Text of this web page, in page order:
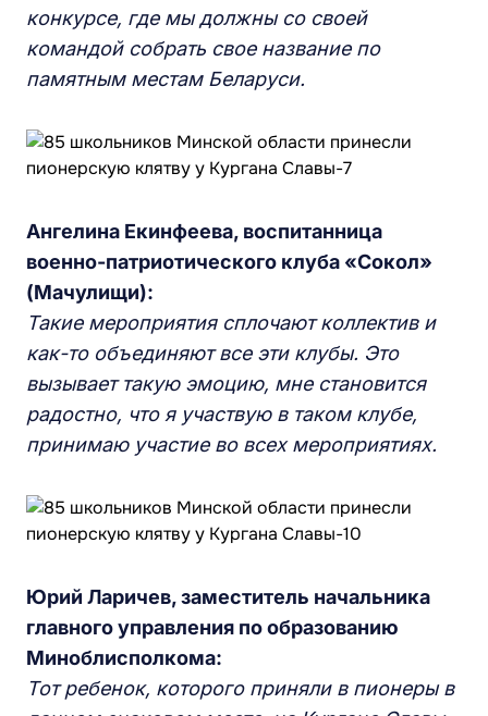
конкурсе, где мы должны со своей
командой собрать свое название по
памятным местам Беларуси.
Ангелина Екинфеева, воспитанница
военно-патриотического клуба «Сокол»
(Мачулищи):
Такие мероприятия сплочают коллектив и
как-то объединяют все эти клубы. Это
вызывает такую эмоцию, мне становится
радостно, что я участвую в таком клубе,
принимаю участие во всех мероприятиях.
Юрий Ларичев, заместитель начальника
главного управления по образованию
Миноблисполкома:
Тот ребенок, которого приняли в пионеры в